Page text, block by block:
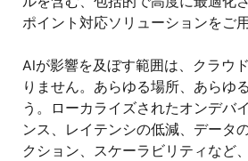
ポイント対応ソリューションをご
AIが影響を及ぼす範囲は、クラウ
りません。あらゆる場所、あらゆ
う。ローカライズされたオンデバ
ンス、レイテンシの低減、データ
クション、スケーラビリティなど